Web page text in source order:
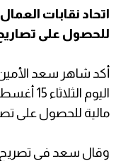
اتحاد نقابات
للحصول على
أكد شاهر سعد
مالية للحصول على
وقال سعد في